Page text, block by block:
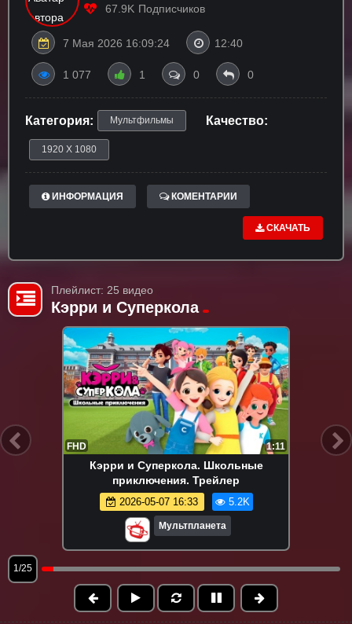
67.9K Подписчиков
7 Мая 2026 16:09:24 12:40
1 077 1 0 0
Категория: Мультфильмы Качество:
1920 X 1080
ИНФОРМАЦИЯ КОМЕНТАРИИ
СКАЧАТЬ
Плейлист: 25 видео
Кэрри и Суперкола
FHD 1:11
Кэрри и Суперкола. Школьные
приключения. Трейлер
2026-05-07 16:33 5.2K
Мультпланета
1/25